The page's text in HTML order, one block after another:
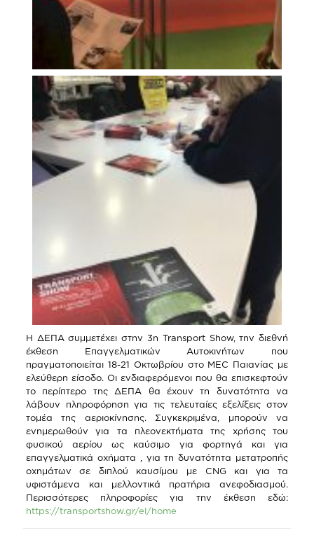
Η ΔΕΠΑ συμμετέχει στην 3η Transport Show, την διεθνή
έκθεση Επαγγελματικών Αυτοκινήτων που
πραγματοποιείται 18-21 Οκτωβρίου στο MEC Παιανίας με
ελεύθερη είσοδο. Οι ενδιαφερόμενοι που θα επισκεφτούν
το περίπτερο της ΔΕΠΑ θα έχουν τη δυνατότητα να
λάβουν πληροφόρηση για τις τελευταίες εξελίξεις στον
τομέα της αεριοκίνησης. Συγκεκριμένα, μπορούν να
ενημερωθούν για τα πλεονεκτήματα της χρήσης του
φυσικού αερίου ως καύσιμο για φορτηγά και για
επαγγελματικά οχήματα , για τη δυνατότητα μετατροπής
οχημάτων σε διπλού καυσίμου με CNG και για τα
υφιστάμενα και μελλοντικά πρατήρια ανεφοδιασμού.
Περισσότερες πληροφορίες για την έκθεση εδώ:
https://transportshow.gr/el/home